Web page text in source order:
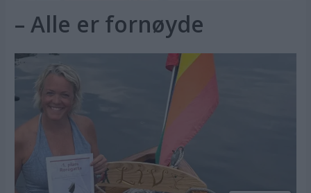
– Alle er fornøyde